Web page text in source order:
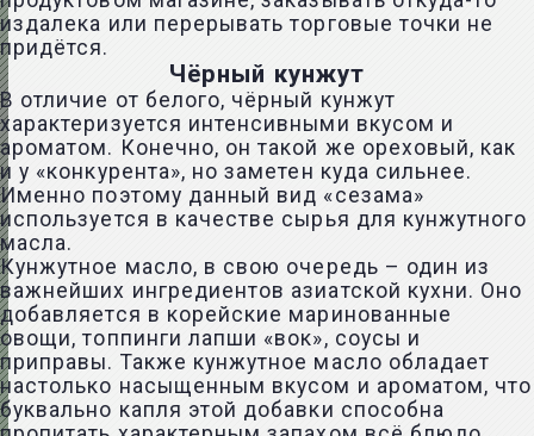
издалека или перерывать торговые точки не
придётся.
Чёрный кунжут
В отличие от белого, чёрный кунжут
характеризуется интенсивными вкусом и
ароматом. Конечно, он такой же ореховый, как
и у «конкурента», но заметен куда сильнее.
Именно поэтому данный вид «сезама»
используется в качестве сырья для кунжутного
масла.
Кунжутное масло, в свою очередь – один из
важнейших ингредиентов азиатской кухни. Оно
добавляется в корейские маринованные
овощи, топпинги лапши «вок», соусы и
приправы. Также кунжутное масло обладает
настолько насыщенным вкусом и ароматом, что
буквально капля этой добавки способна